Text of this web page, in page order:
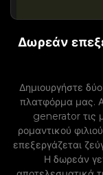
Δωρεάν
Δημιουργήστε
πλατφόρμα μας.
generator τις
ρομαντικού
επεξεργάζεται
Η δωρεάν